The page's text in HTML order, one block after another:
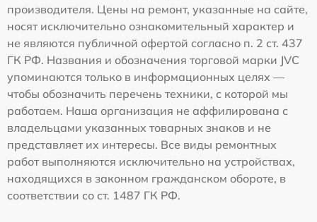
производителя. Цены на ремонт, указанные на сайте,
носят исключительно ознакомительный характер и
не являются публичной офертой согласно п. 2 ст. 437
ГК РФ. Названия и обозначения торговой марки JVC
упоминаются только в информационных целях —
чтобы обозначить перечень техники, с которой мы
работаем. Наша организация не аффилирована с
владельцами указанных товарных знаков и не
представляет их интересы. Все виды ремонтных
работ выполняются исключительно на устройствах,
находящихся в законном гражданском обороте, в
соответствии со ст. 1487 ГК РФ.